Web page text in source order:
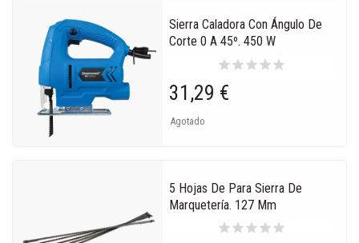
Sierra Caladora Con Ángulo De
Corte 0 A 45º. 450 W
starstarstarstarstar
31,29 €
Agotado
5 Hojas De Para Sierra De
Marquetería. 127 Mm
starstarstarstarstar